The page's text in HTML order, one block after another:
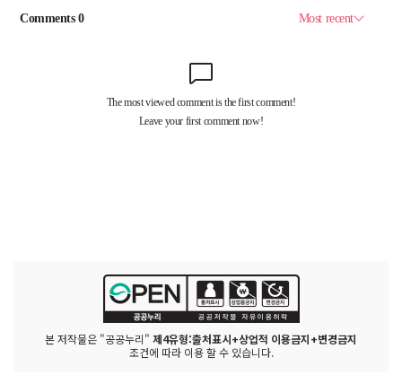
본 저작물은 "공공누리" 제4유형:출처표시+상업적 이용금지+변경금지
조건에 따라 이용 할 수 있습니다.